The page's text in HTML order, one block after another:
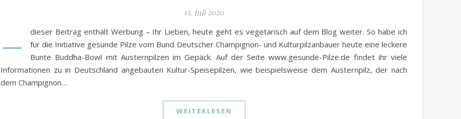
15. Juli 2020
–
dieser Beitrag enthält Werbung – Ihr Lieben, heute geht es vegetarisch auf dem Blog weiter. So habe ich
für die Initiative gesunde Pilze vom Bund Deutscher Champignon- und Kulturpilzanbauer heute eine leckere
Bunte Buddha-Bowl mit Austernpilzen im Gepäck. Auf der Seite www.gesunde-Pilze.de findet ihr viele
Informationen zu in Deutschland angebauten Kultur-Speisepilzen, wie beispielsweise dem Austernpilz, der nach
dem Champignon…
WEITERLESEN